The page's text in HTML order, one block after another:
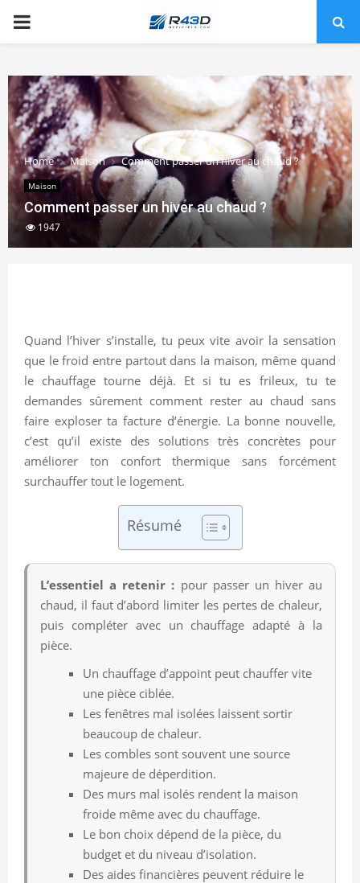
PRIMARY
Home Maison Comment passer un hiver au chaud ?
Maison
Comment passer un hiver au chaud ?
1947
Quand l’hiver s’installe, tu peux vite avoir la sensation
que le froid entre partout dans la maison, même quand
le chauffage tourne déjà. Et si tu es frileux, tu te
demandes sûrement comment rester au chaud sans
faire exploser ta facture d’énergie. La bonne nouvelle,
c’est qu’il existe des solutions très concrètes pour
améliorer ton confort thermique sans forcément
surchauffer tout le logement.
Résumé
L’essentiel a retenir : pour passer un hiver au
chaud, il faut d’abord limiter les pertes de chaleur,
puis compléter avec un chauffage adapté à la
pièce.
Un chauffage d’appoint peut chauffer vite
une pièce ciblée.
Les fenêtres mal isolées laissent sortir
beaucoup de chaleur.
Les combles sont souvent une source
majeure de déperdition.
Des murs mal isolés rendent la maison
froide même avec du chauffage.
Le bon choix dépend de la pièce, du
budget et du niveau d’isolation.
Des aides financières peuvent réduire le